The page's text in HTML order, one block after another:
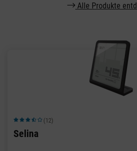
Alle Produkte
Durchschnittliche Bewertung von 3.83 von 5
(12)
Selina